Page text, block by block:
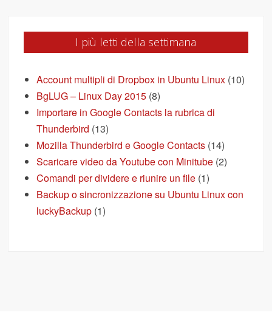
I più letti della settimana
Account multipli di Dropbox in Ubuntu Linux (10)
BgLUG – Linux Day 2015 (8)
Importare in Google Contacts la rubrica di
Thunderbird (13)
Mozilla Thunderbird e Google Contacts (14)
Scaricare video da Youtube con Minitube (2)
Comandi per dividere e riunire un file (1)
Backup o sincronizzazione su Ubuntu Linux con
luckyBackup (1)